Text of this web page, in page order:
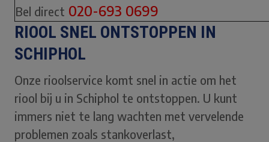
Bel direct 020-693 0699
RIOOL SNEL ONTSTOPPEN IN
SCHIPHOL
Onze rioolservice komt snel in actie om het
riool bij u in Schiphol te ontstoppen. U kunt
immers niet te lang wachten met vervelende
problemen zoals stankoverlast,